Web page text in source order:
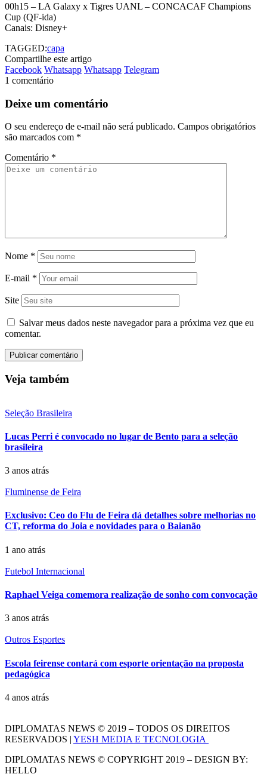
00h15 – LA Galaxy x Tigres UANL – CONCACAF Champions
Cup (QF-ida)
Canais: Disney+
TAGGED:capa
Compartilhe este artigo
Facebook Whatsapp Whatsapp Telegram
1 comentário
Deixe um comentário
O seu endereço de e-mail não será publicado. Campos obrigatórios
são marcados com *
Comentário *
Nome *
E-mail *
Site
Salvar meus dados neste navegador para a próxima vez que eu
comentar.
Veja também
Seleção Brasileira
Lucas Perri é convocado no lugar de Bento para a seleção
brasileira
3 anos atrás
Fluminense de Feira
Exclusivo: Ceo do Flu de Feira dá detalhes sobre melhorias no
CT, reforma do Joia e novidades para o Baianão
1 ano atrás
Futebol Internacional
Raphael Veiga comemora realização de sonho com convocação
3 anos atrás
Outros Esportes
Escola feirense contará com esporte orientação na proposta
pedagógica
4 anos atrás
DIPLOMATAS NEWS © 2019 – TODOS OS DIREITOS
RESERVADOS | YESH MEDIA E TECNOLOGIA
DIPLOMATAS NEWS © COPYRIGHT 2019 – DESIGN BY:
HELLO